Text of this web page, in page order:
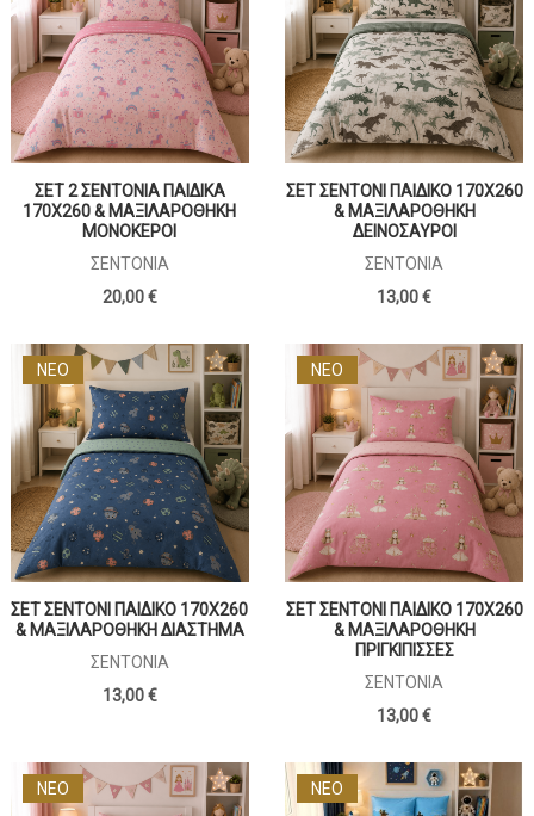
ΣΕΤ 2 ΣΕΝΤΟΝΙΑ ΠΑΙΔΙΚΑ
170Χ260 & ΜΑΞΙΛΑΡΟΘΗΚΗ
ΜΟΝΟΚΕΡΟΙ
ΣΕΝΤΌΝΙΑ
20,00 €
ΣΕΤ ΣΕΝΤΟΝΙ ΠΑΙΔΙΚΟ 170Χ260
& ΜΑΞΙΛΑΡΟΘΗΚΗ
ΔΕΙΝΟΣΑΥΡΟΙ
ΣΕΝΤΌΝΙΑ
13,00 €
ΝΕΟ
ΣΕΤ ΣΕΝΤΟΝΙ ΠΑΙΔΙΚΟ 170Χ260
& ΜΑΞΙΛΑΡΟΘΗΚΗ ΔΙΑΣΤΗΜΑ
ΣΕΝΤΌΝΙΑ
13,00 €
ΝΕΟ
ΣΕΤ ΣΕΝΤΟΝΙ ΠΑΙΔΙΚΟ 170Χ260
& ΜΑΞΙΛΑΡΟΘΗΚΗ
ΠΡΙΓΚΙΠΙΣΣΕΣ
ΣΕΝΤΌΝΙΑ
13,00 €
ΝΕΟ ΝΕΟ